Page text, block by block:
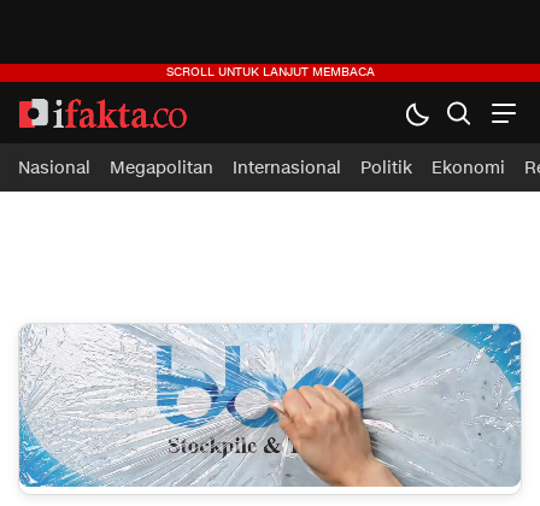
ifakta.co
#pastibenar
Nasional Megapolitan Internasional Politik Ekonomi